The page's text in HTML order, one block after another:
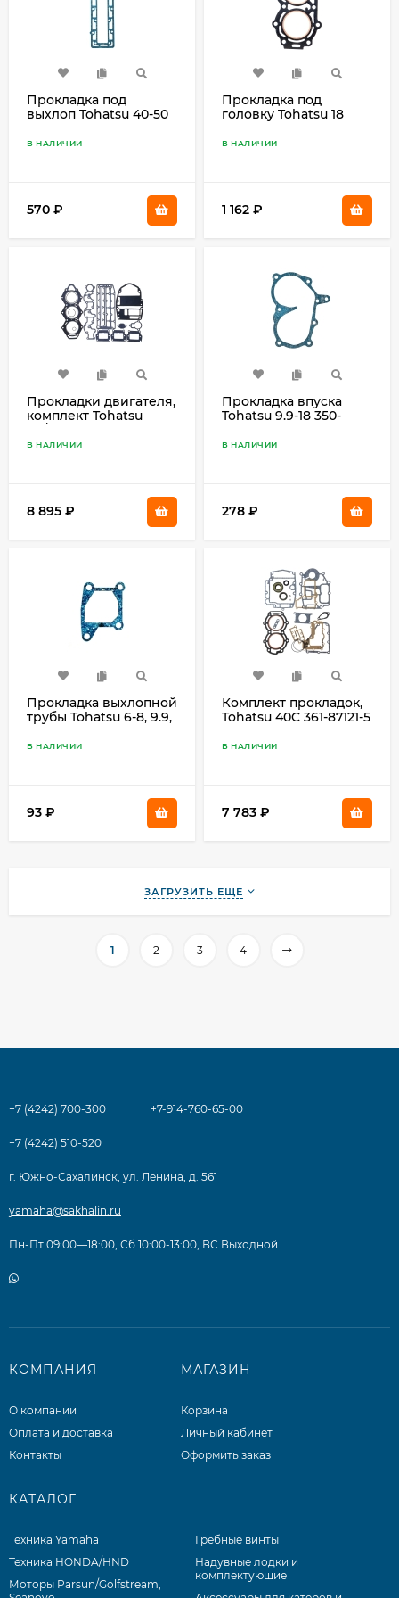
Прокладка под
выхлоп Tohatsu 40-50
В НАЛИЧИИ
570 ₽
Прокладка под
головку Tohatsu 18
В НАЛИЧИИ
1 162 ₽
Прокладки двигателя,
комплект Tohatsu
В НАЛИЧИИ
8 895 ₽
Прокладка впуска
Tohatsu 9.9-18 350-
В НАЛИЧИИ
278 ₽
Прокладка выхлопной
трубы Tohatsu 6-8, 9.9,
02312-2
В НАЛИЧИИ
93 ₽
Комплект прокладок,
Tohatsu 40C 361-87121-5
В НАЛИЧИИ
7 783 ₽
ЗАГРУЗИТЬ ЕЩЕ
1 2 3 4
+7 (4242) 700-300 +7-914-760-65-00
+7 (4242) 510-520
г. Южно-Сахалинск, ул. Ленина, д. 561
yamaha@sakhalin.ru
Пн-Пт 09:00—18:00, Сб 10:00-13:00, ВС Выходной
КОМПАНИЯ
О компании
Оплата и доставка
Контакты
МАГАЗИН
Корзина
Личный кабинет
Оформить заказ
КАТАЛОГ
Техника Yamaha
Техника HONDA/HND
Моторы Parsun/Golfstream,
Гребные винты
Надувные лодки и
комплектующие